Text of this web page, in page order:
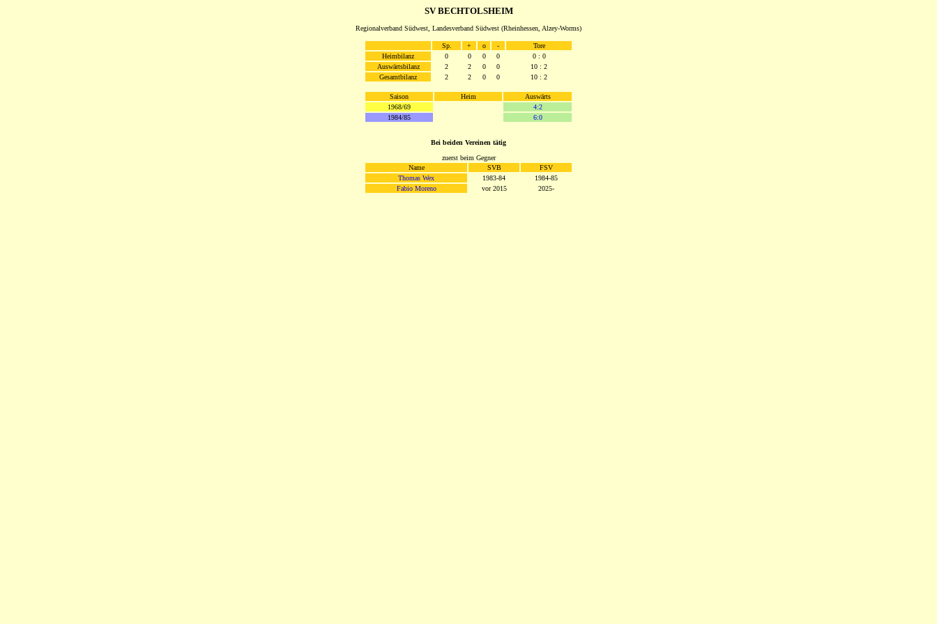
SV BECHTOLSHEIM
Regionalverband Südwest, Landesverband Südwest (Rheinhessen, Alzey-Worms)
Sp. + o -
Tore
Heimbilanz
0 0 0 0
0 : 0
Auswärtsbilanz
2 2 0 0
10 : 2
Gesamtbilanz
2 2 0 0 10 : 2
Saison Heim
Auswärts
1968/69
4:2
1984/85
6:0
Bei beiden Vereinen tätig
zuerst beim Gegner
Name
SVB
FSV
Thomas Wex
1983-84
1984-85
Fabio Moreno
vor 2015 2025-